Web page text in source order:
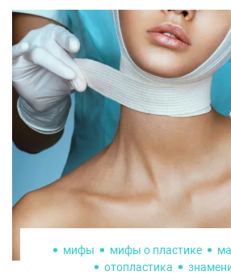
у Ким Кардашьян, но
тенденция: «детское»
очаровательными
носиком, пухлыми
подбородком. Почему
развернулась на 90
что женщины с таким
остаются молодыми, а
обрести вечную, пусть и
созданную, юность?
какие звезды –
baby face.
мифы мифы о пластике
отопластика